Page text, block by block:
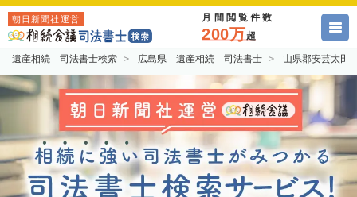
朝日新聞社運営 月間閲覧件数
200万超
遺産相続 司法書士検索 広島県 遺産相続 司法書士 山県郡安芸太